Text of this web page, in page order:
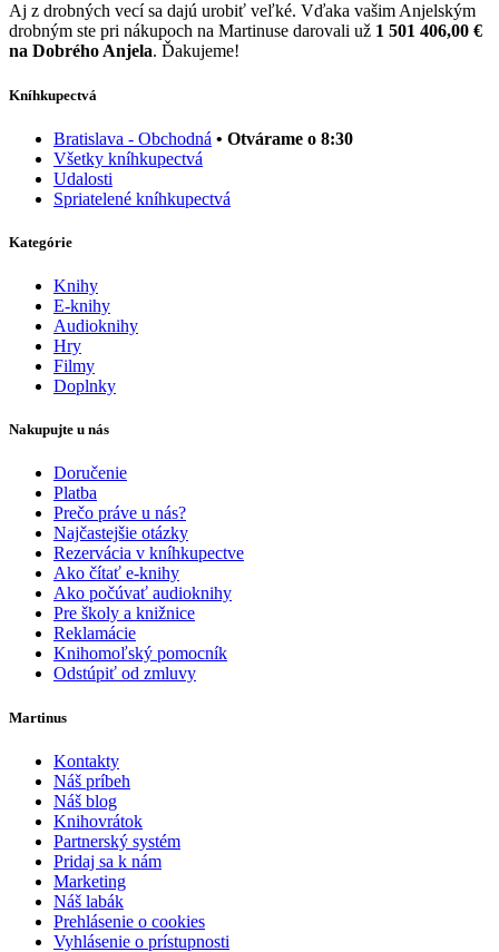
Aj z drobných vecí sa dajú urobiť veľké. Vďaka vašim Anjelským
drobným ste pri nákupoch na Martinuse darovali už 1 501 406,00 €
na Dobrého Anjela. Ďakujeme!
Kníhkupectvá
Bratislava - Obchodná • Otvárame o 8:30
Všetky kníhkupectvá
Udalosti
Spriatelené kníhkupectvá
Kategórie
Knihy
E-knihy
Audioknihy
Hry
Filmy
Doplnky
Nakupujte u nás
Doručenie
Platba
Prečo práve u nás?
Najčastejšie otázky
Rezervácia v kníhkupectve
Ako čítať e-knihy
Ako počúvať audioknihy
Pre školy a knižnice
Reklamácie
Knihomoľský pomocník
Odstúpiť od zmluvy
Martinus
Kontakty
Náš príbeh
Náš blog
Knihovrátok
Partnerský systém
Pridaj sa k nám
Marketing
Náš labák
Prehlásenie o cookies
Vyhlásenie o prístupnosti